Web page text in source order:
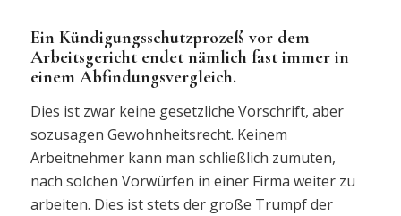
Ein Kündigungsschutzprozeß vor dem
Arbeitsgericht endet nämlich fast immer in
einem Abfindungsvergleich.
Dies ist zwar keine gesetzliche Vorschrift, aber
sozusagen Gewohnheitsrecht. Keinem
Arbeitnehmer kann man schließlich zumuten,
nach solchen Vorwürfen in einer Firma weiter zu
arbeiten. Dies ist stets der große Trumpf der